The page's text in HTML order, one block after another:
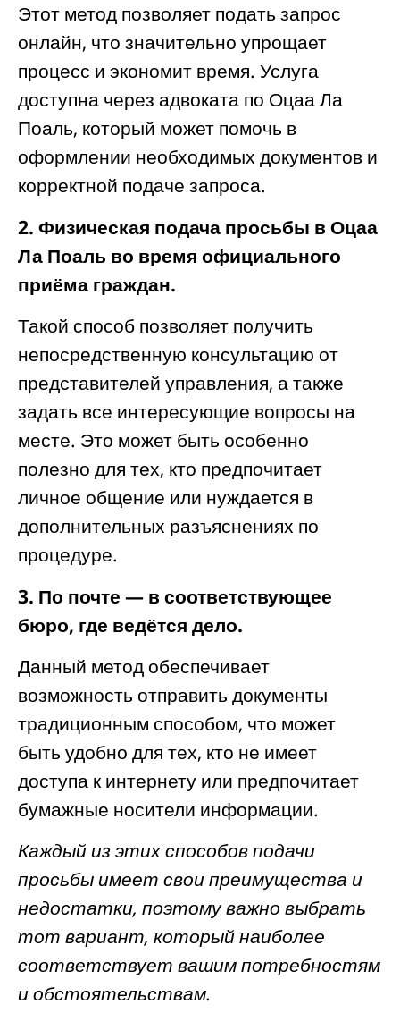
Этот метод позволяет подать запрос
онлайн, что значительно упрощает
процесс и экономит время. Услуга
доступна через адвоката по Оцаа Ла
Поаль, который может помочь в
оформлении необходимых документов и
корректной подаче запроса.
2. Физическая подача просьбы в Оцаа
Ла Поаль во время официального
приёма граждан.
Такой способ позволяет получить
непосредственную консультацию от
представителей управления, а также
задать все интересующие вопросы на
месте. Это может быть особенно
полезно для тех, кто предпочитает
личное общение или нуждается в
дополнительных разъяснениях по
процедуре.
3. По почте — в соответствующее
бюро, где ведётся дело.
Данный метод обеспечивает
возможность отправить документы
традиционным способом, что может
быть удобно для тех, кто не имеет
доступа к интернету или предпочитает
бумажные носители информации.
Каждый из этих способов подачи
просьбы имеет свои преимущества и
недостатки, поэтому важно выбрать
тот вариант, который наиболее
соответствует вашим потребностям
и обстоятельствам.